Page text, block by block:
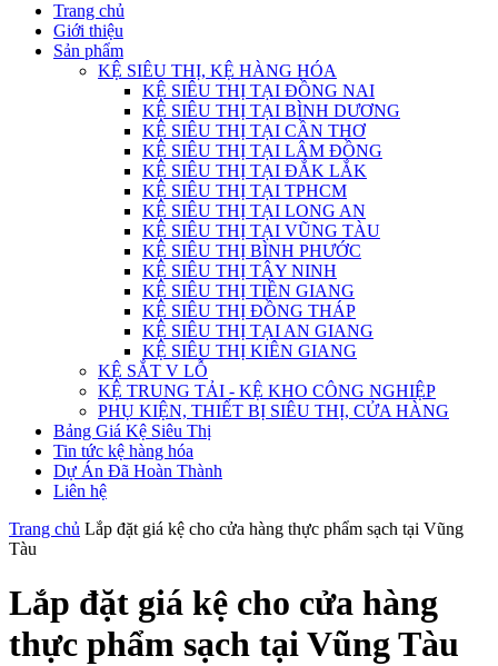
Trang chủ
Giới thiệu
Sản phẩm
KỆ SIÊU THỊ, KỆ HÀNG HÓA
KỆ SIÊU THỊ TẠI ĐỒNG NAI
KỆ SIÊU THỊ TẠI BÌNH DƯƠNG
KỆ SIÊU THỊ TẠI CẦN THƠ
KỆ SIÊU THỊ TẠI LÂM ĐỒNG
KỆ SIÊU THỊ TẠI ĐẮK LẮK
KỆ SIÊU THỊ TẠI TPHCM
KỆ SIÊU THỊ TẠI LONG AN
KỆ SIÊU THỊ TẠI VŨNG TÀU
KỆ SIÊU THỊ BÌNH PHƯỚC
KỆ SIÊU THỊ TÂY NINH
KỆ SIÊU THỊ TIỀN GIANG
KỆ SIÊU THỊ ĐỒNG THÁP
KỆ SIÊU THỊ TẠI AN GIANG
KỆ SIÊU THỊ KIÊN GIANG
KỆ SẮT V LỖ
KỆ TRUNG TẢI - KỆ KHO CÔNG NGHIỆP
PHỤ KIỆN, THIẾT BỊ SIÊU THỊ, CỬA HÀNG
Bảng Giá Kệ Siêu Thị
Tin tức kệ hàng hóa
Dự Án Đã Hoàn Thành
Liên hệ
Trang chủ Lắp đặt giá kệ cho cửa hàng thực phẩm sạch tại Vũng
Tàu
Lắp đặt giá kệ cho cửa hàng
thực phẩm sạch tại Vũng Tàu